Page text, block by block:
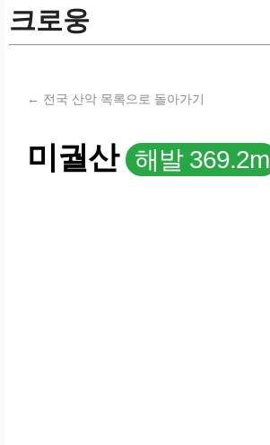
크로웅
← 전국 산악 목록으로 돌아가기
미궐산 해발 369.2m